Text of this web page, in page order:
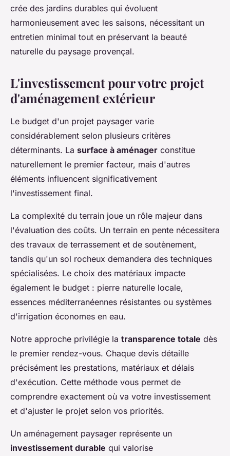
crée des jardins durables qui évoluent
harmonieusement avec les saisons, nécessitant un
entretien minimal tout en préservant la beauté
naturelle du paysage provençal.
L'investissement pour votre projet
d'aménagement extérieur
Le budget d'un projet paysager varie
considérablement selon plusieurs critères
déterminants. La surface à aménager constitue
naturellement le premier facteur, mais d'autres
éléments influencent significativement
l'investissement final.
La complexité du terrain joue un rôle majeur dans
l'évaluation des coûts. Un terrain en pente nécessitera
des travaux de terrassement et de soutènement,
tandis qu'un sol rocheux demandera des techniques
spécialisées. Le choix des matériaux impacte
également le budget : pierre naturelle locale,
essences méditerranéennes résistantes ou systèmes
d'irrigation économes en eau.
Notre approche privilégie la transparence totale dès
le premier rendez-vous. Chaque devis détaille
précisément les prestations, matériaux et délais
d'exécution. Cette méthode vous permet de
comprendre exactement où va votre investissement
et d'ajuster le projet selon vos priorités.
Un aménagement paysager représente un
investissement durable qui valorise